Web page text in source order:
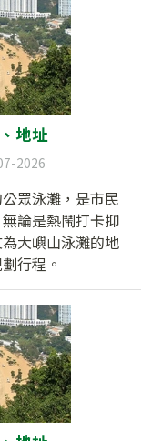
地址
2026
眾泳灘，是市民
論是熱鬧打卡抑
大嶼山泳灘的地
行程。